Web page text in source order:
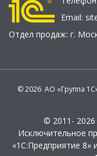
Email:
Отдел продаж: г.
© 2026 АО «Группа
© 2011-
Исключительное
«1С:Предприятие 8»